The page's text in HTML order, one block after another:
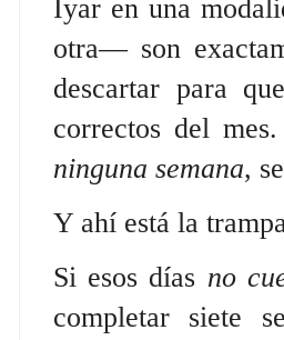
Iyar en una
otra— son
descartar para
correctos del
ninguna semana,
Y ahí está la
Si esos días no
completar siete